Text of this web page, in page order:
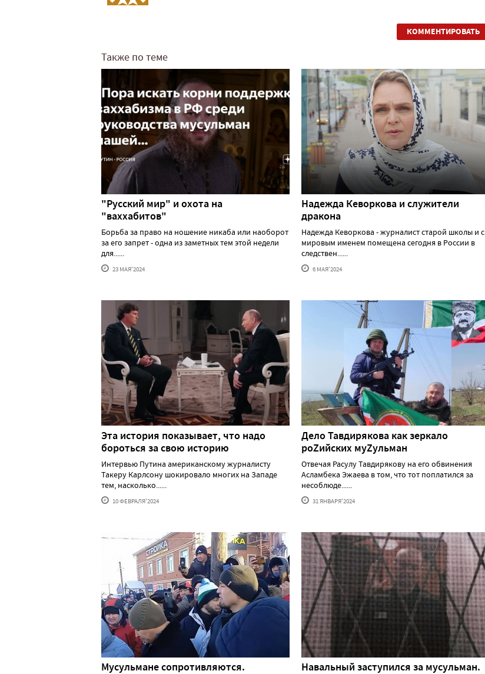
КОММЕНТИРОВАТЬ
Также по теме
"Русский мир" и охота на
"ваххабитов"
Борьба за право на ношение никаба или наоборот
за его запрет - одна из заметных тем этой недели
для......
23 МАЯ'2024
Надежда Кеворкова и служители
дракона
Надежда Кеворкова - журналист старой школы и с
мировым именем помещена сегодня в России в
следствен......
6 МАЯ'2024
Эта история показывает, что надо
бороться за свою историю
Интервью Путина американскому журналисту
Такеру Карлсону шокировало многих на Западе
тем, насколько......
10 ФЕВРАЛЯ'2024
Дело Тавдирякова как зеркало
роZийских муZульман
Отвечая Расулу Тавдирякову на его обвинения
Асламбека Эжаева в том, что тот поплатился за
несоблюде......
31 ЯНВАРЯ'2024
Мусульмане сопротивляются.
Навальный заступился за мусульман.